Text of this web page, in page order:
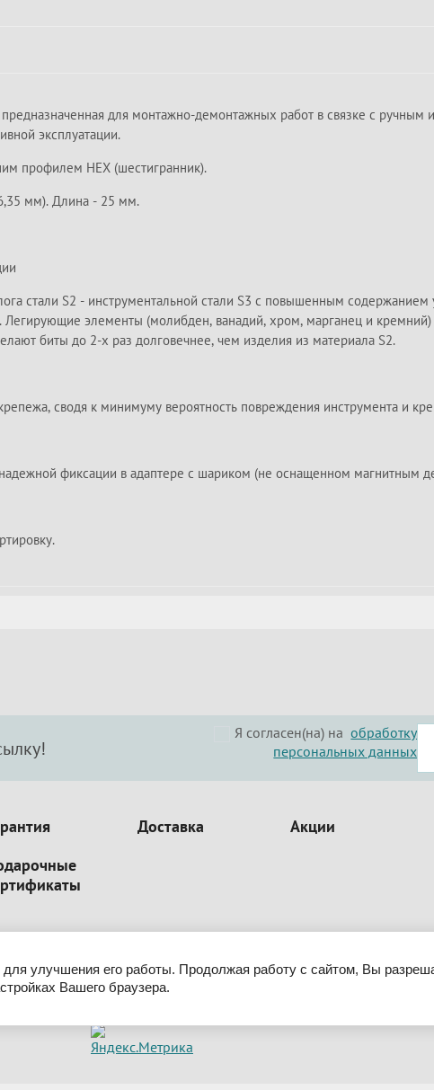
для монтажно-демонтажных работ в связке с ручным
эксплуатации.
профилем HEX (шестигранник).
мм). Длина - 25 мм.
стали S2 - инструментальной стали S3 с повышенным содержанием
Легирующие элементы (молибден, ванадий, хром, марганец и
биты до 2-х раз долговечнее, чем изделия из материала S2.
сводя к минимуму вероятность повреждения инструмента и
фиксации в адаптере с шариком (не оснащенном магнитным
Я согласен(на) наобработку
персональных данных
Доставка
Акции
улучшения его работы. Продолжая работу с сайтом, Вы
Вашего браузера.